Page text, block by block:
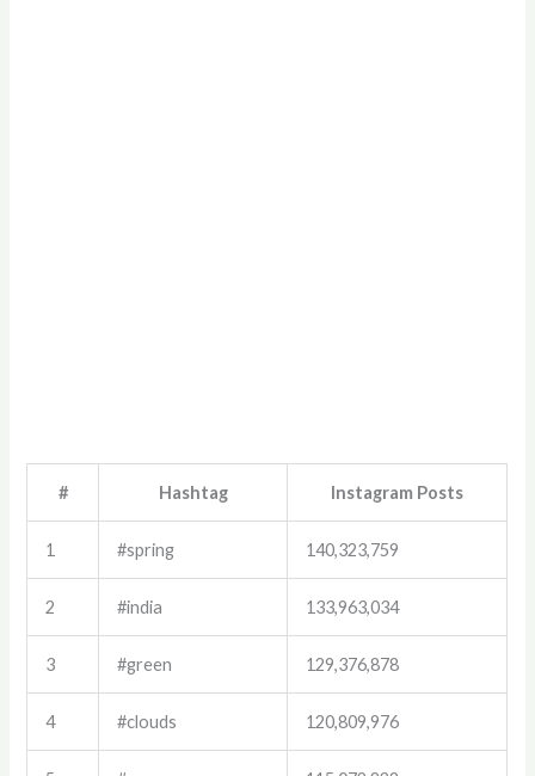
# Hashtag Instagram Posts
1 #spring 140,323,759
2 #india 133,963,034
3 #green 129,376,878
4 #clouds 120,809,976